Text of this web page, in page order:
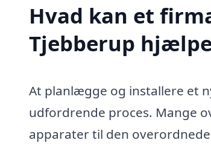
Hvad kan et
Tjebberup
At planlægge og installere et
udfordrende proces. Mange
apparater til den